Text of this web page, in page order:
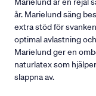
år. Marielund säng
extra stöd för
optimal avlastning
Marielund ger en
naturlatex som
slappna av.